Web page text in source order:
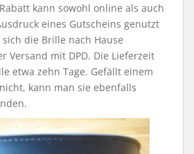
kann sowohl online als auch
eines Gutscheins genutzt
die Brille nach Hause
Versand mit DPD. Die Lieferzeit
etwa zehn Tage. Gefällt einem
kann man sie ebenfalls